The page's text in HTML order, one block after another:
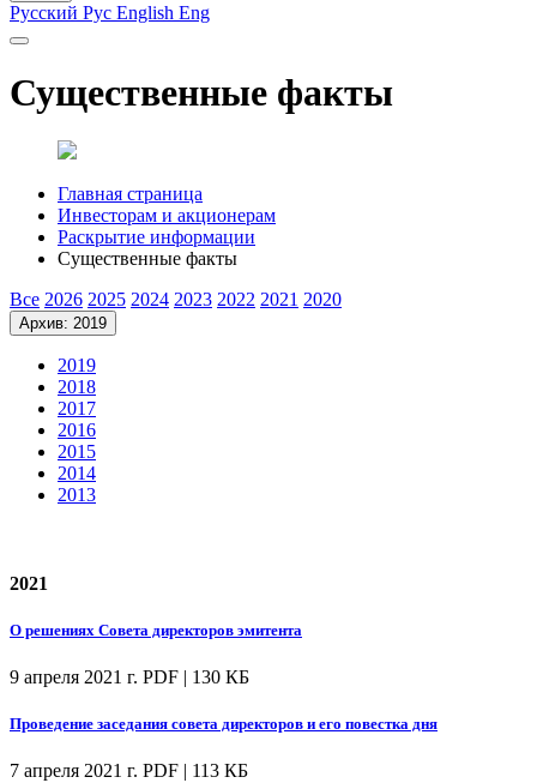
Русский Рус English Eng
Существенные факты
Главная страница
Инвесторам и акционерам
Раскрытие информации
Существенные факты
Все 2026 2025 2024 2023 2022 2021 2020
Архив: 2019
2019
2018
2017
2016
2015
2014
2013
2021
О решениях Совета директоров эмитента
9 апреля 2021 г. PDF | 130 КБ
Проведение заседания совета директоров и его повестка дня
7 апреля 2021 г. PDF | 113 КБ